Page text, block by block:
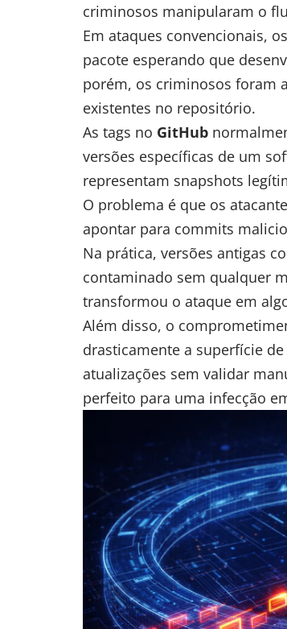
criminosos manipularam o
Em ataques convencionais,
pacote esperando que
porém, os criminosos foram
existentes no repositório.
As tags no GitHub
versões específicas de um
representam snapshots
O problema é que os
apontar para commits
Na prática, versões antigas
contaminado sem qualquer
transformou o ataque em
Além disso, o
drasticamente a superfície
atualizações sem validar
perfeito para uma infecção